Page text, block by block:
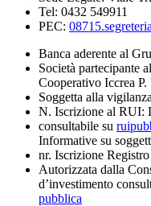
Tel: 0432 549911
PEC:
Banca aderente al
Società partecipante
Cooperativo Iccrea
Soggetta alla
N. Iscrizione al RUI:
consultabile su
Informative su
nr. Iscrizione
Autorizzata dalla
d’investimento
pubblica